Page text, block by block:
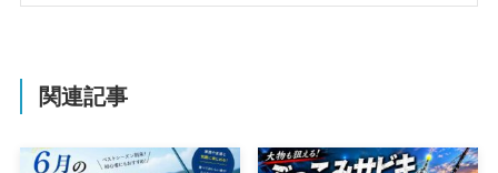
関連記事